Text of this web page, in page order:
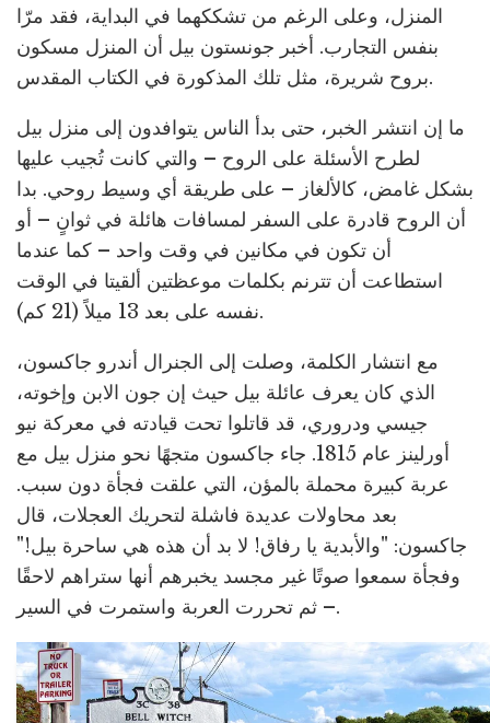
المنزل، وعلى الرغم من تشككهما في البداية، فقد مرّا
بنفس التجارب. أخبر جونستون بيل أن المنزل مسكون
بروح شريرة، مثل تلك المذكورة في الكتاب المقدس.
ما إن انتشر الخبر، حتى بدأ الناس يتوافدون إلى منزل بيل
لطرح الأسئلة على الروح – والتي كانت تُجيب عليها
بشكل غامض، كالألغاز – على طريقة أي وسيط روحي. بدا
أن الروح قادرة على السفر لمسافات هائلة في ثوانٍ – أو
أن تكون في مكانين في وقت واحد – كما عندما
استطاعت أن تترنم بكلمات موعظتين ألقيتا في الوقت
نفسه على بعد 13 ميلاً (21 كم).
مع انتشار الكلمة، وصلت إلى الجنرال أندرو جاكسون،
الذي كان يعرف عائلة بيل حيث إن جون الابن وإخوته،
جيسي ودروري، قد قاتلوا تحت قيادته في معركة نيو
أورلينز عام 1815. جاء جاكسون متجهًا نحو منزل بيل مع
عربة كبيرة محملة بالمؤن، التي علقت فجأة دون سبب.
بعد محاولات عديدة فاشلة لتحريك العجلات، قال
جاكسون: "والأبدية يا رفاق! لا بد أن هذه هي ساحرة بيل!"
وفجأة سمعوا صوتًا غير مجسد يخبرهم أنها ستراهم لاحقًا
– ثم تحررت العربة واستمرت في السير.